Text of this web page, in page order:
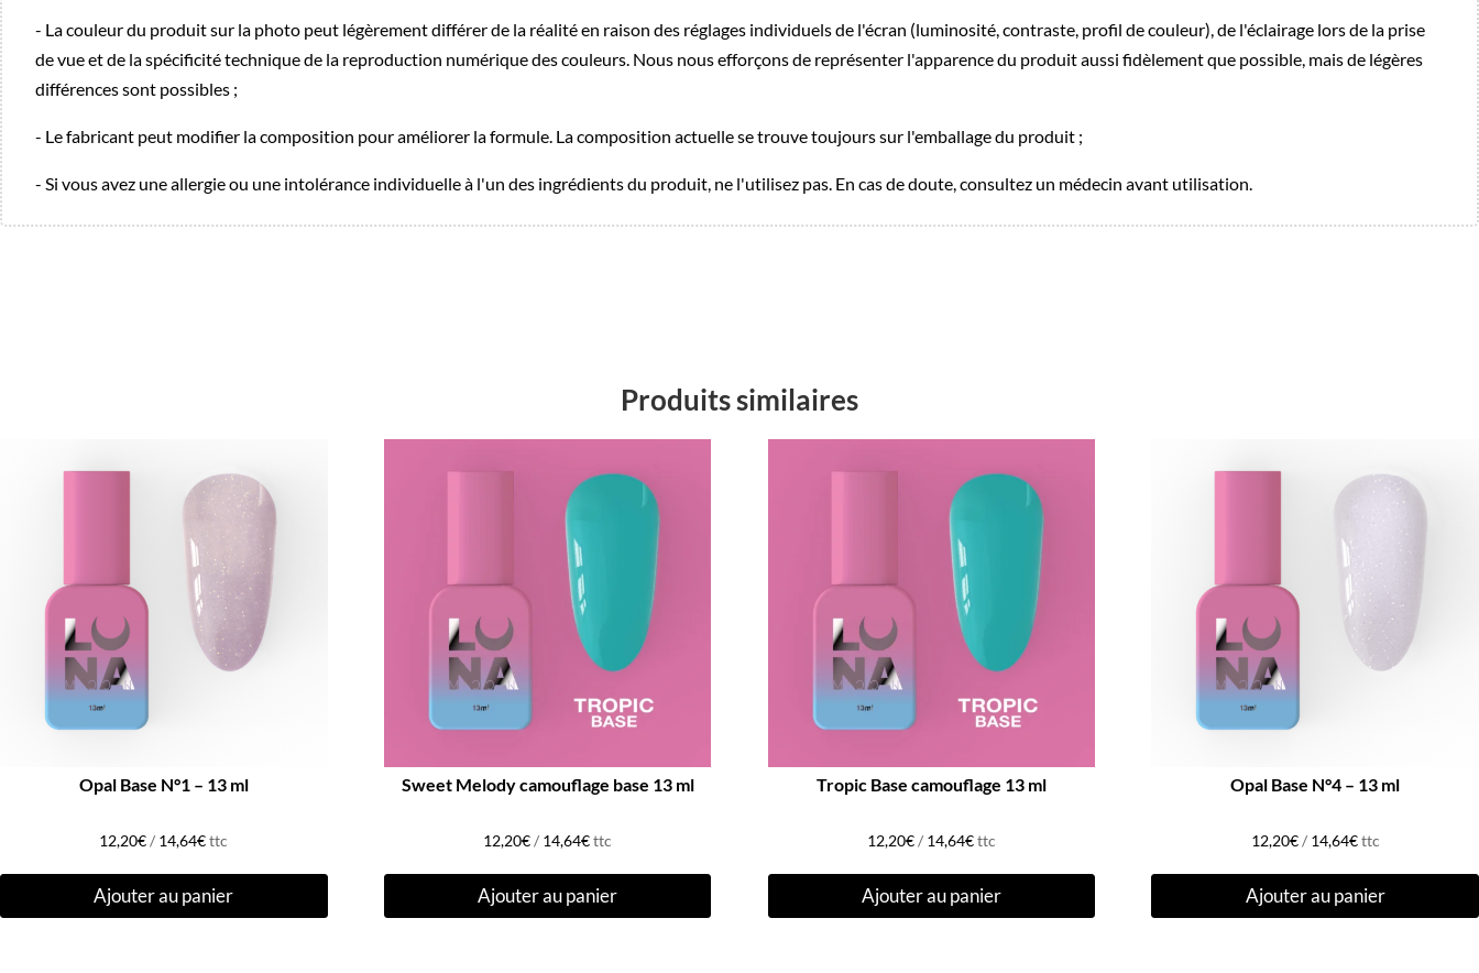
- La couleur du produit sur la photo peut légèrement différer de la réalité en raison des réglages individuels de l'écran (luminosité, contraste, profil de couleur), de l'éclairage lors de la prise
de vue et de la spécificité technique de la reproduction numérique des couleurs. Nous nous efforçons de représenter l'apparence du produit aussi fidèlement que possible, mais de légères
différences sont possibles ;
- Le fabricant peut modifier la composition pour améliorer la formule. La composition actuelle se trouve toujours sur l'emballage du produit ;
- Si vous avez une allergie ou une intolérance individuelle à l'un des ingrédients du produit, ne l'utilisez pas. En cas de doute, consultez un médecin avant utilisation.
Produits similaires
Opal Base N°1 – 13 ml
12,20€/ 14,64€ttc
Ajouter au panier
Sweet Melody camouflage base 13 ml
12,20€/ 14,64€ttc
Ajouter au panier
Tropic Base camouflage 13 ml
12,20€/ 14,64€ttc
Ajouter au panier
Opal Base N°4 – 13 ml
12,20€ / 14,64€ttc
Ajouter au panier